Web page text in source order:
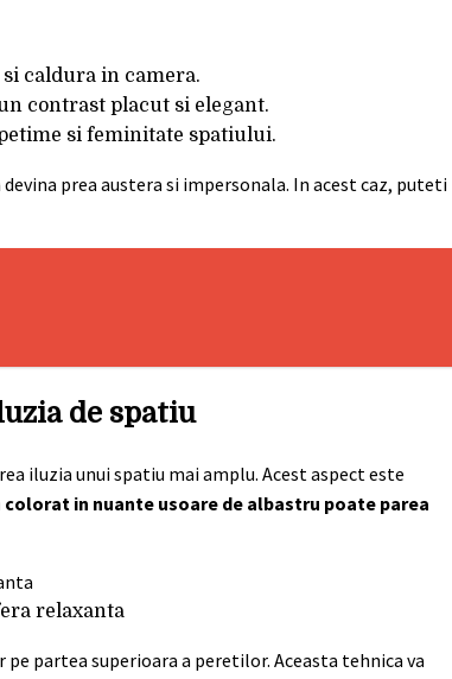
caldura in camera.
contrast placut si elegant.
si feminitate spatiului.
prea austera si impersonala. In acest caz, puteti
de spatiu
iluzia unui spatiu mai amplu. Acest aspect este
in nuante usoare de albastru poate parea
relaxanta
partea superioara a peretilor. Aceasta tehnica va